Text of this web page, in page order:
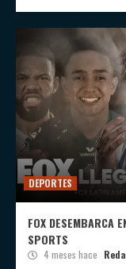
DEPORTES
FOX DESEMBARCA
SPORTS
4 meses hace